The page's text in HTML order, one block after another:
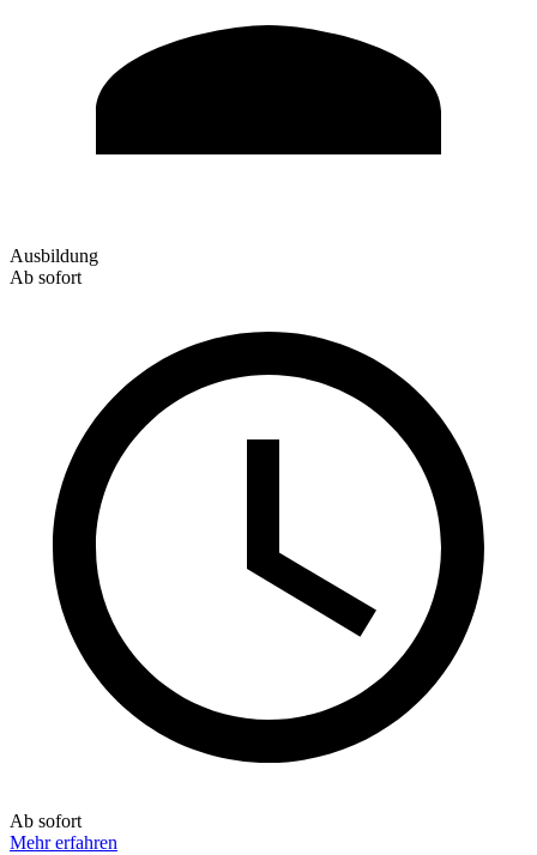
Ausbildung
Ab sofort
Ab sofort
Mehr erfahren